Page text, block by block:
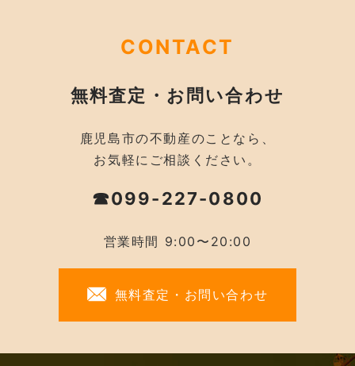
CONTACT
無料査定・お問い合わせ
鹿児島市の不動産のことなら、
お気軽にご相談ください。
☎099-227-0800
営業時間 9:00〜20:00
無料査定・お問い合わせ